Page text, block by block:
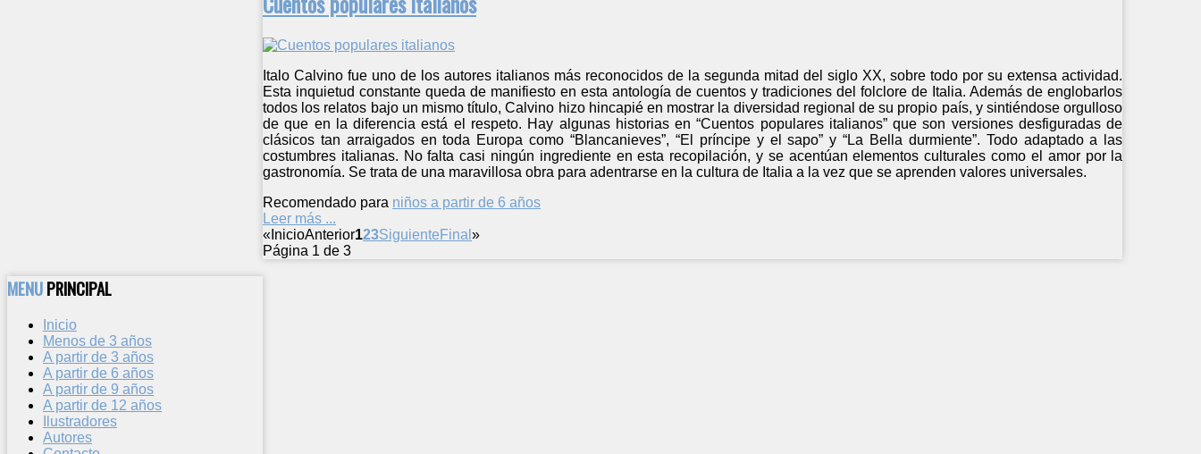
Italo Calvino fue uno de los autores italianos más reconocidos de la segunda mitad del siglo XX, sobre todo por su extensa actividad.
Esta inquietud constante queda de manifiesto en esta antología de cuentos y tradiciones del folclore de Italia. Además de englobarlos
todos los relatos bajo un mismo título, Calvino hizo hincapié en mostrar la diversidad regional de su propio país, y sintiéndose orgulloso
de que en la diferencia está el respeto. Hay algunas historias en “Cuentos populares italianos” que son versiones desfiguradas de
clásicos tan arraigados en toda Europa como “Blancanieves”, “El príncipe y el sapo” y “La Bella durmiente”. Todo adaptado a las
costumbres italianas. No falta casi ningún ingrediente en esta recopilación, y se acentúan elementos culturales como el amor por la
gastronomía. Se trata de una maravillosa obra para adentrarse en la cultura de Italia a la vez que se aprenden valores universales.
Recomendado para niños a partir de 6 años
Leer más ...
« InicioAnterior123Siguiente Final »
Página 1 de 3
MENUPRINCIPAL
Inicio
Menos de 3 años
A partir de 3 años
A partir de 6 años
A partir de 9 años
A partir de 12 años
Ilustradores
Autores